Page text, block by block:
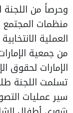
وحرصاً من اللجنة
منظمات
العملية
من جمعية
الإمارات لحقوق
تسلمت اللجنة
سير عمليات